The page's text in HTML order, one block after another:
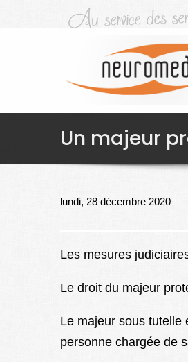
Un majeur
lundi, 28 décembre 2020
Les mesures
Le droit du majeur
Le majeur sous tutelle
personne chargée de